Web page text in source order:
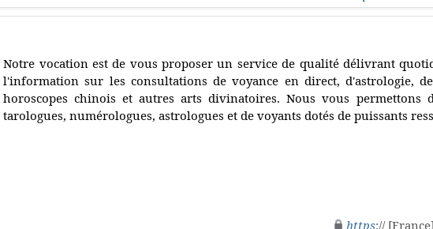
Notre vocation est de vous proposer un service de qualité délivrant
l'information sur les consultations de voyance en direct, d'astrologie,
horoscopes chinois et autres arts divinatoires. Nous vous permettons
tarologues, numérologues, astrologues et de voyants dotés de puissants
https://